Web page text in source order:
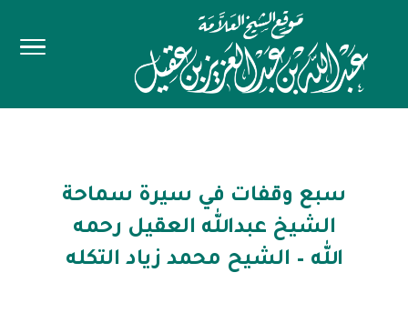
سبع وقفات في سيرة سماحة
الشيخ عبدالله العقيل رحمه
الله – الشيح محمد زياد التكله